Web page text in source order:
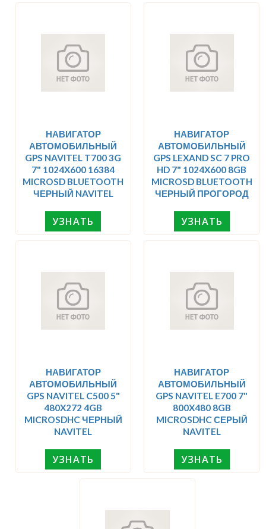
НАВИГАТОР
АВТОМОБИЛЬНЫЙ
GPS NAVITEL T700 3G
7" 1024X600 16384
MICROSD BLUETOOTH
ЧЕРНЫЙ NAVITEL
УЗНАТЬ
НАВИГАТОР
АВТОМОБИЛЬНЫЙ
GPS LEXAND SC 7 PRO
HD 7" 1024X600 8GB
MICROSD BLUETOOTH
ЧЕРНЫЙ ПРОГОРОД
УЗНАТЬ
НАВИГАТОР
АВТОМОБИЛЬНЫЙ
GPS NAVITEL C500 5"
480X272 4GB
MICROSDHC ЧЕРНЫЙ
NAVITEL
УЗНАТЬ
НАВИГАТОР
АВТОМОБИЛЬНЫЙ
GPS NAVITEL E700 7"
800X480 8GB
MICROSDHC СЕРЫЙ
NAVITEL
УЗНАТЬ